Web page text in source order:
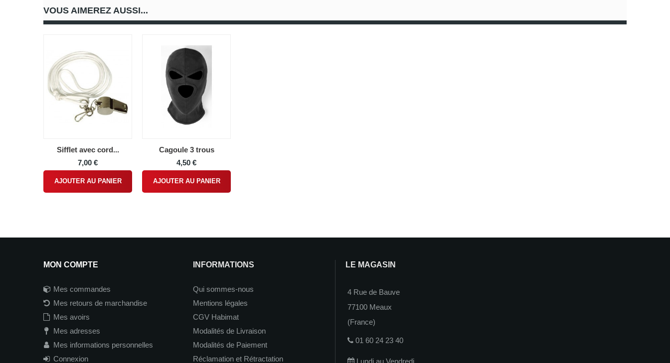
VOUS AIMEREZ AUSSI...
Sifflet avec cord...
7,00 €
AJOUTER AU PANIER
Cagoule 3 trous
4,50 €
AJOUTER AU PANIER
MON COMPTE
Mes commandes
Mes retours de marchandise
Mes avoirs
Mes adresses
Mes informations personnelles
Connexion
INFORMATIONS
Qui sommes-nous
Mentions légales
CGV Habimat
Modalités de Livraison
Modalités de Paiement
Réclamation et Rétractation
LE MAGASIN
4 Rue de Bauve
77100 Meaux
(France)
01 60 24 23 40
Lundi au Vendredi